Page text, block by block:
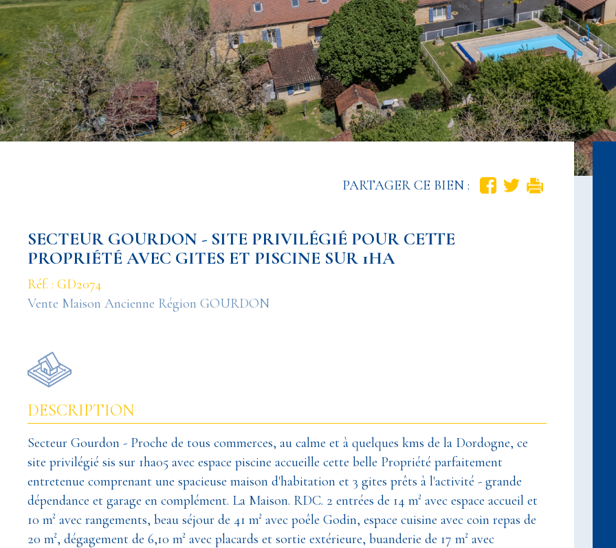
PARTAGER CE BIEN :
SECTEUR GOURDON - SITE PRIVILÉGIÉ POUR CETTE
PROPRIÉTÉ AVEC GITES ET PISCINE SUR 1HA
Réf. : GD2074
Vente Maison Ancienne Région GOURDON
DESCRIPTION
Secteur Gourdon - Proche de tous commerces, au calme et à quelques kms de la Dordogne, ce
site privilégié sis sur 1ha05 avec espace piscine accueille cette belle Propriété parfaitement
entretenue comprenant une spacieuse maison d'habitation et 3 gites prêts à l'activité - grande
dépendance et garage en complément. La Maison. RDC. 2 entrées de 14 m² avec espace accueil et
10 m² avec rangements, beau séjour de 41 m² avec poêle Godin, espace cuisine avec coin repas de
20 m², dégagement de 6,10 m² avec placards et sortie extérieure, buanderie de 17 m² avec